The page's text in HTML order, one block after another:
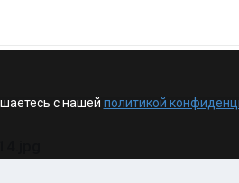
с нашей политикой